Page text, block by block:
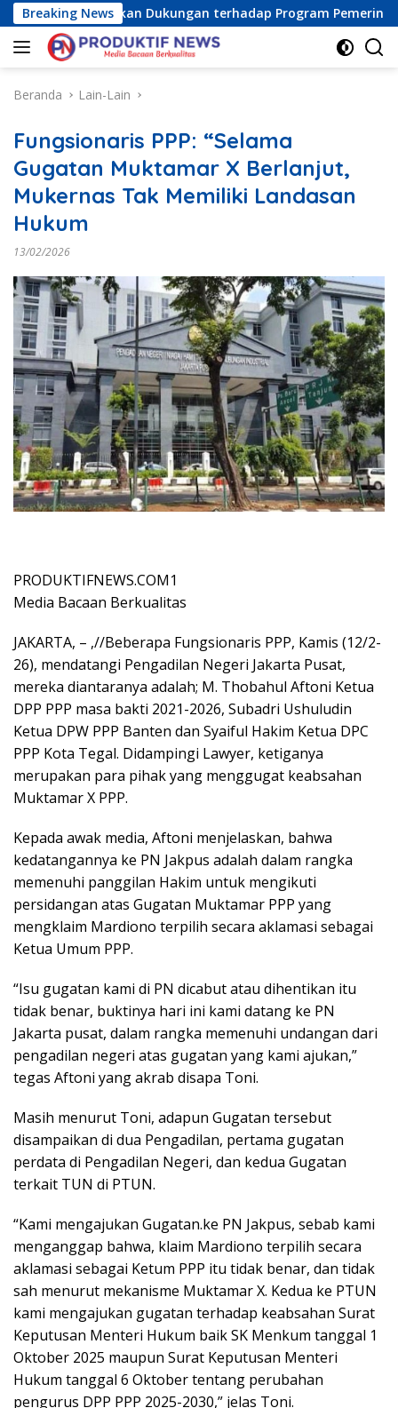
Langsung
ke
konten
Breaking News
Tegaskan Dukungan terhadap Program Pemerintah Pusat
Beranda Lain-Lain
Fungsionaris PPP: “Selama
Gugatan Muktamar X Berlanjut,
Mukernas Tak Memiliki Landasan
Hukum
13/02/2026
PRODUKTIFNEWS.COM1
Media Bacaan Berkualitas
JAKARTA, – ,//Beberapa Fungsionaris PPP, Kamis (12/2-
26), mendatangi Pengadilan Negeri Jakarta Pusat,
mereka diantaranya adalah; M. Thobahul Aftoni Ketua
DPP PPP masa bakti 2021-2026, Subadri Ushuludin
Ketua DPW PPP Banten dan Syaiful Hakim Ketua DPC
PPP Kota Tegal. Didampingi Lawyer, ketiganya
merupakan para pihak yang menggugat keabsahan
Muktamar X PPP.
Kepada awak media, Aftoni menjelaskan, bahwa
kedatangannya ke PN Jakpus adalah dalam rangka
memenuhi panggilan Hakim untuk mengikuti
persidangan atas Gugatan Muktamar PPP yang
mengklaim Mardiono terpilih secara aklamasi sebagai
Ketua Umum PPP.
“Isu gugatan kami di PN dicabut atau dihentikan itu
tidak benar, buktinya hari ini kami datang ke PN
Jakarta pusat, dalam rangka memenuhi undangan dari
pengadilan negeri atas gugatan yang kami ajukan,”
tegas Aftoni yang akrab disapa Toni.
Masih menurut Toni, adapun Gugatan tersebut
disampaikan di dua Pengadilan, pertama gugatan
perdata di Pengadilan Negeri, dan kedua Gugatan
terkait TUN di PTUN.
“Kami mengajukan Gugatan.ke PN Jakpus, sebab kami
menganggap bahwa, klaim Mardiono terpilih secara
aklamasi sebagai Ketum PPP itu tidak benar, dan tidak
sah menurut mekanisme Muktamar X. Kedua ke PTUN
kami mengajukan gugatan terhadap keabsahan Surat
Keputusan Menteri Hukum baik SK Menkum tanggal 1
Oktober 2025 maupun Surat Keputusan Menteri
Hukum tanggal 6 Oktober tentang perubahan
pengurus DPP PPP 2025-2030,” jelas Toni.